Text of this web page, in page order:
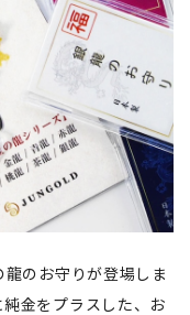
のお守りが登場しま
金をプラスした、お